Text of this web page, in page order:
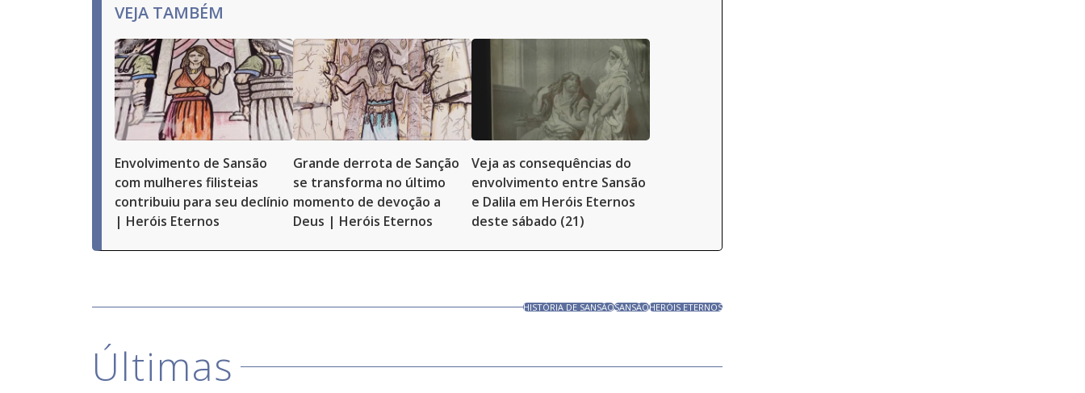
VEJA TAMBÉM
Envolvimento de Sansão
com mulheres filisteias
contribuiu para seu declínio
| Heróis Eternos
Grande derrota de Sanção
se transforma no último
momento de devoção a
Deus | Heróis Eternos
Veja as consequências do
envolvimento entre Sansão
e Dalila em Heróis Eternos
deste sábado (21)
HISTÓRIA DE SANSÃOSANSÃOHERÓIS ETERNOS
Últimas